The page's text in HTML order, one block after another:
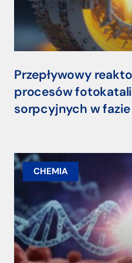
Przepływowy
procesów
sorpcyjnych w
CHEMIA